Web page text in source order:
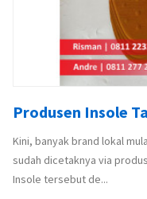
Produsen Insole
Kini, banyak brand lokal
sudah dicetaknya via
Insole tersebut de...